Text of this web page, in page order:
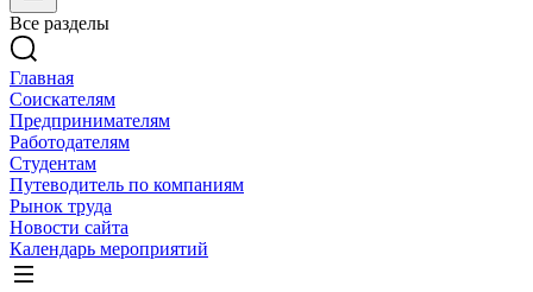
Все разделы
Главная
Соискателям
Предпринимателям
Работодателям
Студентам
Путеводитель по компаниям
Рынок труда
Новости сайта
Календарь мероприятий